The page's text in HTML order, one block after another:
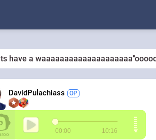
have a
DavidPulachiass